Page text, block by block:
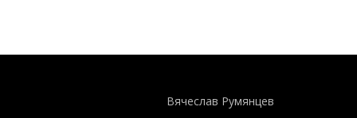
Вячеслав Румянцев